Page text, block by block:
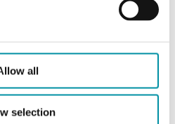
all
selectionAutomatico